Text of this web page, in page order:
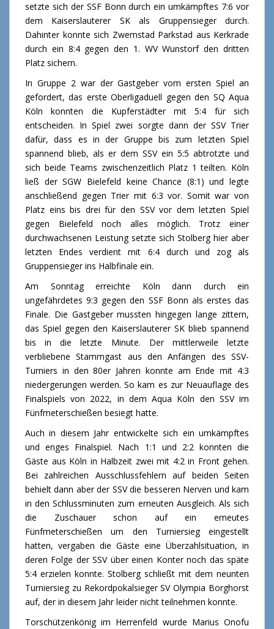
setzte sich der SSF Bonn durch ein umkämpftes 7:6 vor
dem Kaiserslauterer SK als Gruppensieger durch.
Dahinter konnte sich Zwemstad Parkstad aus Kerkrade
durch ein 8:4 gegen den 1. WV Wunstorf den dritten
Platz sichern.
In Gruppe 2 war der Gastgeber vom ersten Spiel an
gefordert, das erste Oberligaduell gegen den SQ Aqua
Köln konnten die Kupferstädter mit 5:4 für sich
entscheiden. In Spiel zwei sorgte dann der SSV Trier
dafür, dass es in der Gruppe bis zum letzten Spiel
spannend blieb, als er dem SSV ein 5:5 abtrotzte und
sich beide Teams zwischenzeitlich Platz 1 teilten. Köln
ließ der SGW Bielefeld keine Chance (8:1) und legte
anschließend gegen Trier mit 6:3 vor. Somit war von
Platz eins bis drei für den SSV vor dem letzten Spiel
gegen Bielefeld noch alles möglich. Trotz einer
durchwachsenen Leistung setzte sich Stolberg hier aber
letzten Endes verdient mit 6:4 durch und zog als
Gruppensieger ins Halbfinale ein.
Am Sonntag erreichte Köln dann durch ein
ungefährdetes 9:3 gegen den SSF Bonn als erstes das
Finale. Die Gastgeber mussten hingegen lange zittern,
das Spiel gegen den Kaiserslauterer SK blieb spannend
bis in die letzte Minute. Der mittlerweile letzte
verbliebene Stammgast aus den Anfängen des SSV-
Turniers in den 80er Jahren konnte am Ende mit 4:3
niedergerungen werden. So kam es zur Neuauflage des
Finalspiels von 2022, in dem Aqua Köln den SSV im
Fünfmeterschießen besiegt hatte.
Auch in diesem Jahr entwickelte sich ein umkämpftes
und enges Finalspiel. Nach 1:1 und 2:2 konnten die
Gäste aus Köln in Halbzeit zwei mit 4:2 in Front gehen.
Bei zahlreichen Ausschlussfehlern auf beiden Seiten
behielt dann aber der SSV die besseren Nerven und kam
in den Schlussminuten zum erneuten Ausgleich. Als sich
die Zuschauer schon auf ein erneutes
Fünfmeterschießen um den Turniersieg eingestellt
hatten, vergaben die Gäste eine Überzahlsituation, in
deren Folge der SSV über einen Konter noch das späte
5:4 erzielen konnte. Stolberg schließt mit dem neunten
Turniersieg zu Rekordpokalsieger SV Olympia Borghorst
auf, der in diesem Jahr leider nicht teilnehmen konnte.
Torschützenkönig im Herrenfeld wurde Marius Onofu